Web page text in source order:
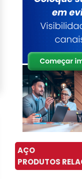
AÇO
PRODUTOS